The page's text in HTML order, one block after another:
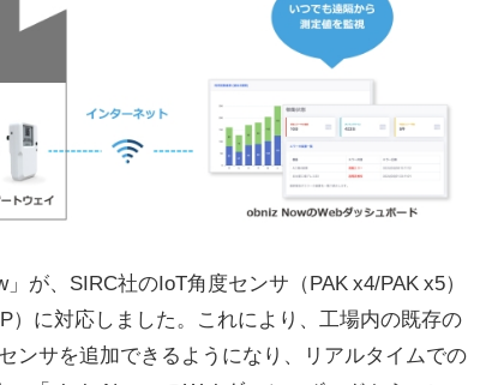
が、SIRC社のIoT角度センサ（PAK x4/PAK x5）
）に対応しました。これにより、工場内の既存の
ンサを追加できるようになり、リアルタイムでの